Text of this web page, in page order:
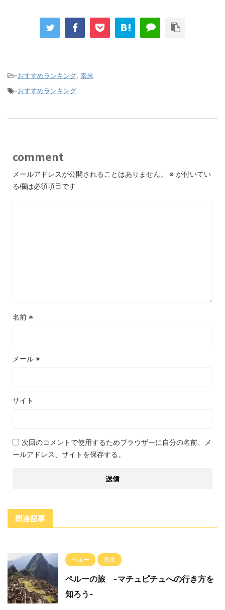
-おすすめランキング, 南米
-おすすめランキング
comment
メールアドレスが公開されることはありません。 ※ が付いてい
る欄は必須項目です
名前 ※
メール ※
サイト
次回のコメントで使用するためブラウザーに自分の名前、メ
ールアドレス、サイトを保存する。
関連記事
ペルー 南米
ペルーの旅 -マチュピチュへの行き方を
知ろう-